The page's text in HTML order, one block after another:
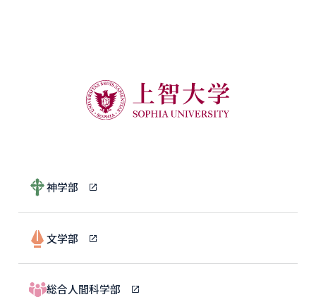
神学部
文学部
総合人間科学部